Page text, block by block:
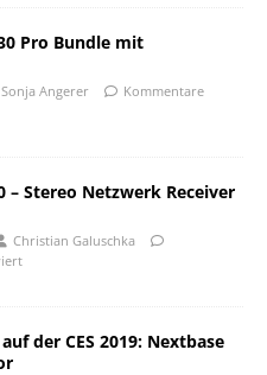
Pro Bundle mit
Sonja Angerer
Kommentare
– Stereo Netzwerk Receiver
Christian Galuschka
der CES 2019: Nextbase